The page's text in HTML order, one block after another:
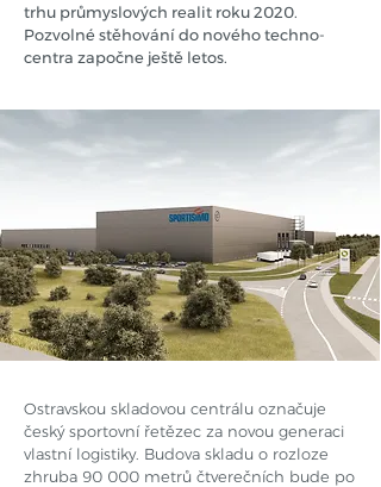
trhu průmyslových realit roku 2020.
Pozvolné stěhování do nového techno-
centra započne ještě letos.
Ostravskou skladovou centrálu označuje
český sportovní řetězec za novou generaci
vlastní logistiky. Budova skladu o rozloze
zhruba 90 000 metrů čtverečních bude po